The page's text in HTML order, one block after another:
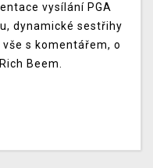
vysílání PGA
dynamické sestřihy
s komentářem, o
Beem.